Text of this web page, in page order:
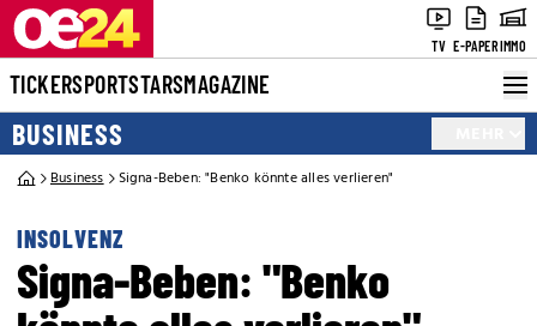
TV E-PAPERIMMO
TICKERSPORTSTARSMAGAZINE
BUSINESS
Business Signa-Beben: "Benko könnte alles verlieren"
INSOLVENZ
Signa-Beben: "Benko